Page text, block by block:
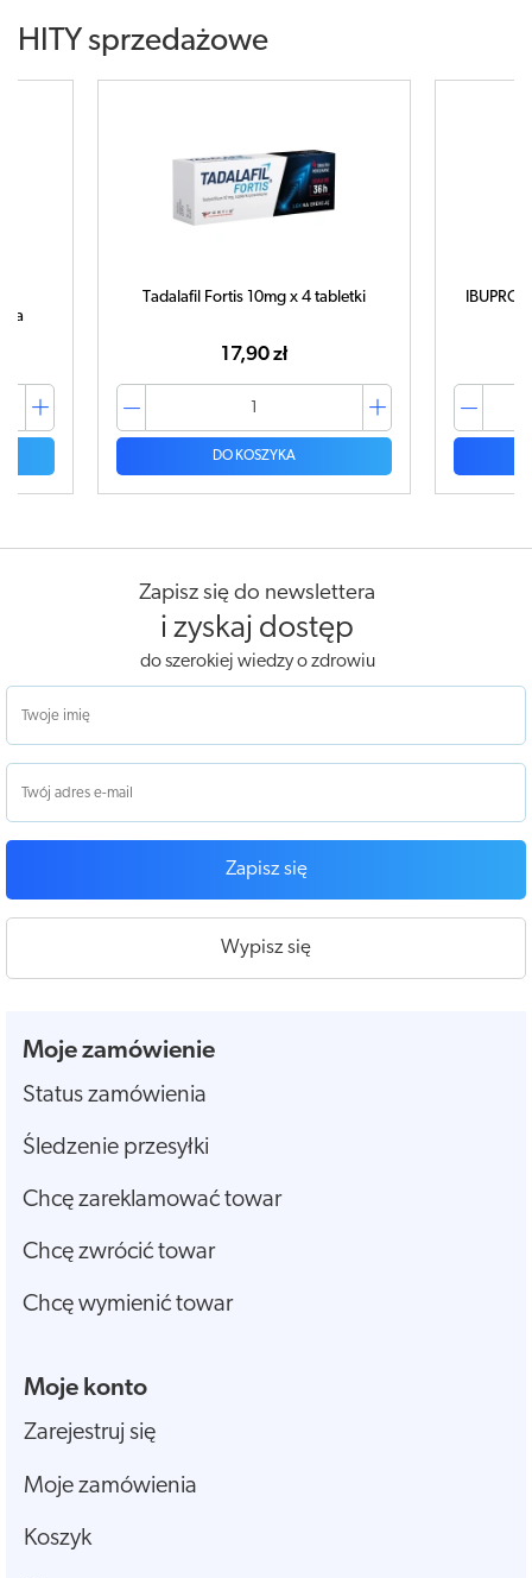
HITY sprzedażowe
IBUPROM MAX Sprint x 40 kapsułek
42,99 zł
DO KOSZYKA
Zapisz się do newslettera
i zyskaj dostęp
do szerokiej wiedzy o zdrowiu
Zapisz się
Wypisz się
Moje zamówienie
Status zamówienia
Śledzenie przesyłki
Chcę zareklamować towar
Chcę zwrócić towar
Chcę wymienić towar
Moje konto
Zarejestruj się
Moje zamówienia
Koszyk